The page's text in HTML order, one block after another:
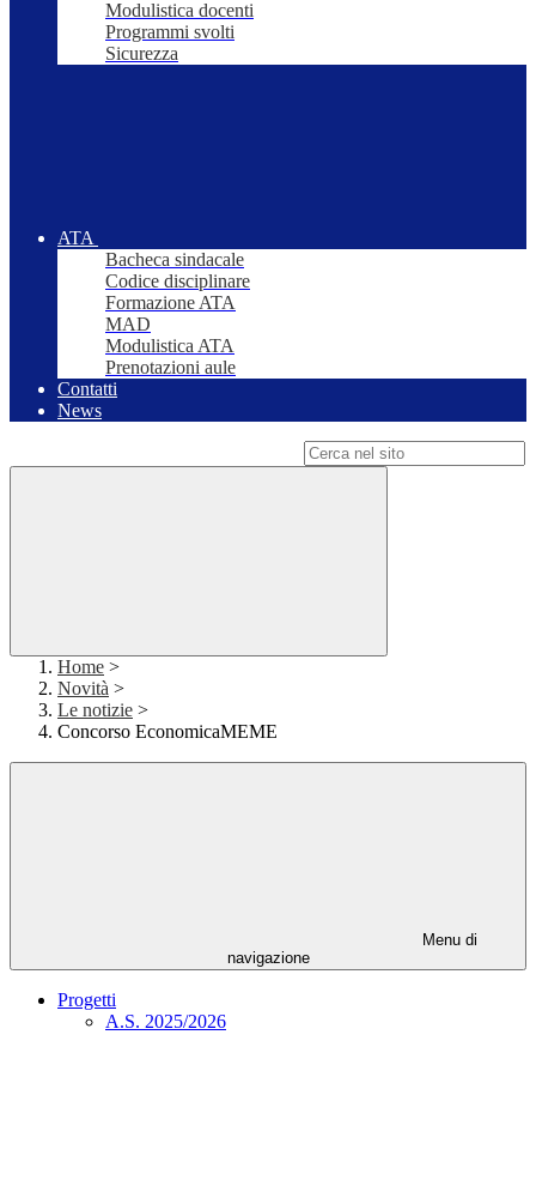
Modulistica docenti
Programmi svolti
Sicurezza
ATA
Bacheca sindacale
Codice disciplinare
Formazione ATA
MAD
Modulistica ATA
Prenotazioni aule
Contatti
News
Home >
Novità >
Le notizie >
Concorso EconomicaMEME
Menu di
navigazione
Progetti
A.S. 2025/2026